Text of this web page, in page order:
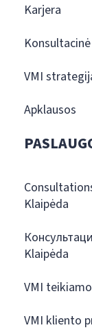
Karjera
VMI
Apklausos
Klaipėda
Klaipėda
VMI
VMI kliento